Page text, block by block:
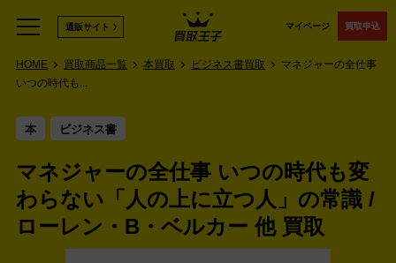
マイページ 買取申込
通販サイト
HOME 買取商品一覧 本買取 ビジネス書買取
マネジャーの全仕事
いつの時代も...
本 ビジネス書
マネジャーの全仕事 いつの時代も変
わらない「人の上に立つ人」の常識 /
ローレン・B・ベルカー 他 買取